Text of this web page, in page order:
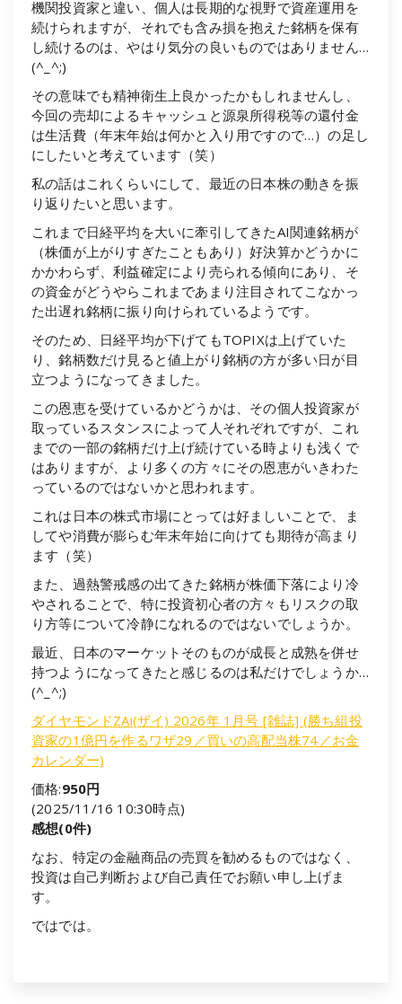
機関投資家と違い、個人は長期的な視野で資産運用を
続けられますが、それでも含み損を抱えた銘柄を保有
し続けるのは、やはり気分の良いものではありません…
(^_^;)
その意味でも精神衛生上良かったかもしれませんし、
今回の売却によるキャッシュと源泉所得税等の還付金
は生活費（年末年始は何かと入り用ですので…）の足し
にしたいと考えています（笑）
私の話はこれくらいにして、最近の日本株の動きを振
り返りたいと思います。
これまで日経平均を大いに牽引してきたAI関連銘柄が
（株価が上がりすぎたこともあり）好決算かどうかに
かかわらず、利益確定により売られる傾向にあり、そ
の資金がどうやらこれまであまり注目されてこなかっ
た出遅れ銘柄に振り向けられているようです。
そのため、日経平均が下げてもTOPIXは上げていた
り、銘柄数だけ見ると値上がり銘柄の方が多い日が目
立つようになってきました。
この恩恵を受けているかどうかは、その個人投資家が
取っているスタンスによって人それぞれですが、これ
までの一部の銘柄だけ上げ続けている時よりも浅くで
はありますが、より多くの方々にその恩恵がいきわた
っているのではないかと思われます。
これは日本の株式市場にとっては好ましいことで、ま
してや消費が膨らむ年末年始に向けても期待が高まり
ます（笑）
また、過熱警戒感の出てきた銘柄が株価下落により冷
やされることで、特に投資初心者の方々もリスクの取
り方等について冷静になれるのではないでしょうか。
最近、日本のマーケットそのものが成長と成熟を併せ
持つようになってきたと感じるのは私だけでしょうか…
(^_^;)
ダイヤモンドZAi(ザイ) 2026年 1月号 [雑誌] (勝ち組投
資家の1億円を作るワザ29／買いの高配当株74／お金
カレンダー)
価格:950円
(2025/11/16 10:30時点)
感想(0件)
なお、特定の金融商品の売買を勧めるものではなく、
投資は自己判断および自己責任でお願い申し上げま
す。
ではでは。